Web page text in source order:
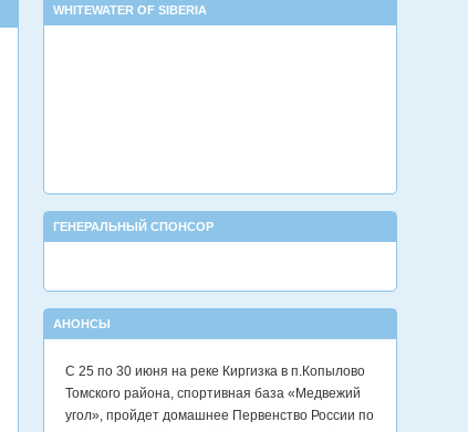
WHITEWATER OF SIBERIA
ГЕНЕРАЛЬНЫЙ СПОНСОР
АНОНСЫ
С 25 по 30 июня на реке Киргизка в п.Копылово
Томского района, спортивная база «Медвежий
угол», пройдет домашнее Первенство России по